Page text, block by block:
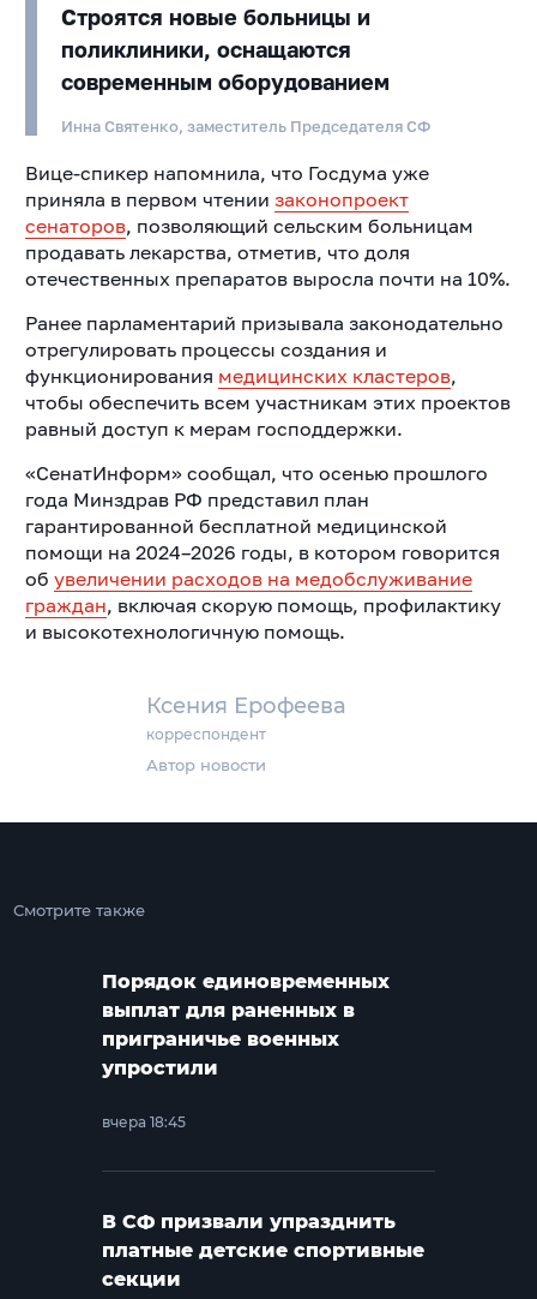
Ксения Ерофеева
корреспондент
Автор новости
Строятся новые больницы и
поликлиники, оснащаются
современным оборудованием
Инна Святенко, заместитель Председателя СФ
Вице-спикер напомнила, что Госдума уже
приняла в первом чтении законопроект
сенаторов, позволяющий сельским больницам
продавать лекарства, отметив, что доля
отечественных препаратов выросла почти на 10%.
Ранее парламентарий призывала законодательно
отрегулировать процессы создания и
функционирования медицинских кластеров,
чтобы обеспечить всем участникам этих проектов
равный доступ к мерам господдержки.
«СенатИнформ» сообщал, что осенью прошлого
года Минздрав РФ представил план
гарантированной бесплатной медицинской
помощи на 2024–2026 годы, в котором говорится
об увеличении расходов на медобслуживание
граждан, включая скорую помощь, профилактику
и высокотехнологичную помощь.
Смотрите также
Порядок единовременных
выплат для раненных в
приграничье военных
упростили
вчера 18:45
В СФ призвали упразднить
платные детские спортивные
секции